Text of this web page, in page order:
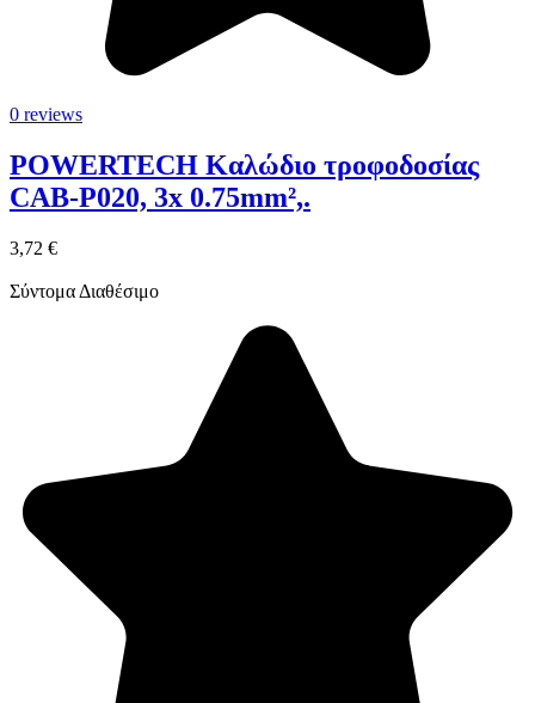
0 reviews
POWERTECH Καλώδιο τροφοδοσίας
CAB-P020, 3x 0.75mm²,.
3,72 €
Σύντομα Διαθέσιμο